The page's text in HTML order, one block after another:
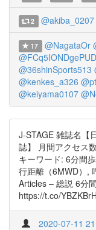
2 @akiba_0207
17 @NagataOr
@36shinSports513
@kenkes_a326
@keiyama0107
J-STAGE 雑誌名【
誌】 月間アクセス
キーワード: 6分間
行距離（6MWD）,
Articles – 総説 6分
https://t.co/
2020-07-11